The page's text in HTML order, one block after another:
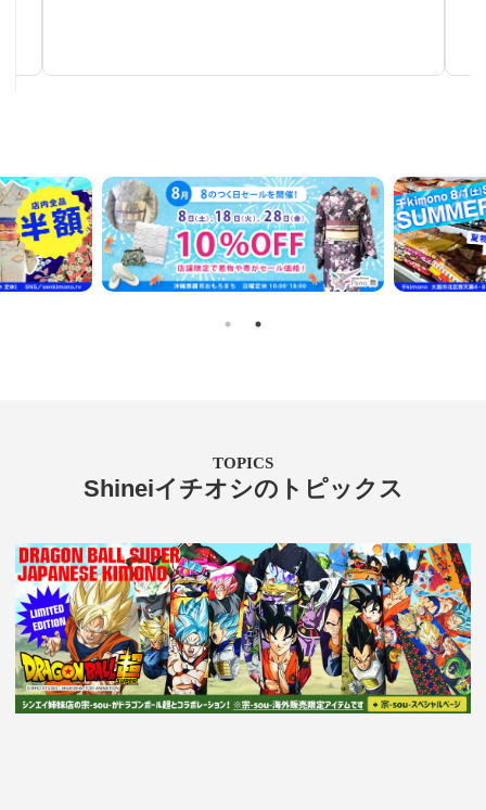
TOPICS
Shineiイチオシのトピックス